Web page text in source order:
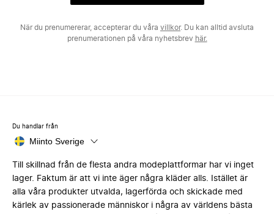
När du prenumererar, accepterar du våra villkor. Du kan alltid avsluta
prenumerationen på våra nyhetsbrev här.
Du handlar från
Miinto Sverige
Till skillnad från de flesta andra modeplattformar har vi inget
lager. Faktum är att vi inte äger några kläder alls. Istället är
alla våra produkter utvalda, lagerförda och skickade med
kärlek av passionerade människor i några av världens bästa